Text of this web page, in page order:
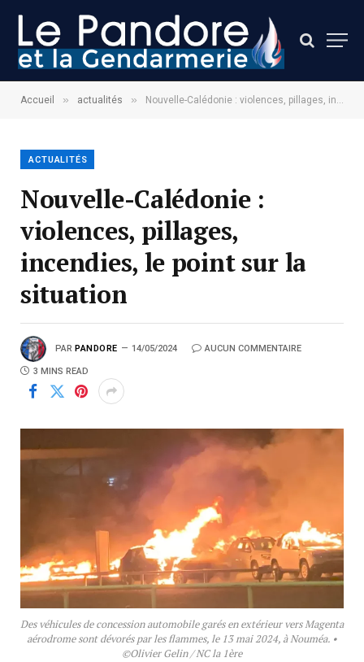
Accueil » actualités » Nouvelle-Calédonie : violences, pillages, incendies, le point sur la situation
ACTUALITÉS
Nouvelle-Calédonie :
violences, pillages,
incendies, le point sur la
situation
PAR PANDORE 14/05/2024 AUCUN COMMENTAIRE
3 MINS READ
Des véhicules de concession automobile garés en extérieur vers Magenta
aérodrome sont dévorés par les flammes, le 13 mai 2024, à Nouméa. •
©Olivier Gelin / NC la 1ère